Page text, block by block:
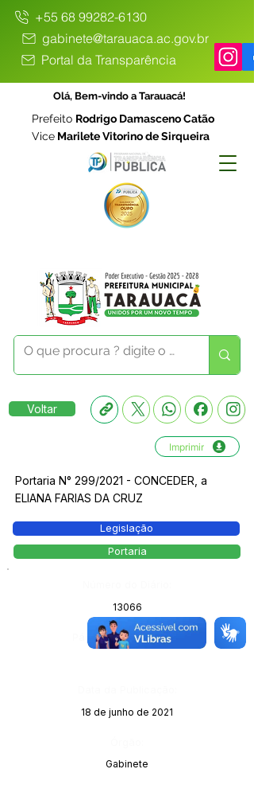
+55 68 99282-6130
gabinete@tarauaca.ac.gov.br
Portal da Transparência
Olá, Bem-vindo a Tarauacá!
Prefeito Rodrigo Damasceno Catão
Vice Marilete Vitorino de Sirqueira
Voltar
Imprimir
Portaria N° 299/2021 - CONCEDER, a
ELIANA FARIAS DA CRUZ
Legislação
Portaria
13066
Página da Publicação:
18 de junho de 2021
Gabinete